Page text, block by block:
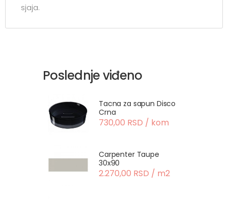
sjaja.
Poslednje viđeno
Tacna za sapun Disco
Crna
730,00 RSD / kom
Carpenter Taupe
30x90
2.270,00 RSD / m2